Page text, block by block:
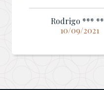
Rodrigo ***
10/09/2021